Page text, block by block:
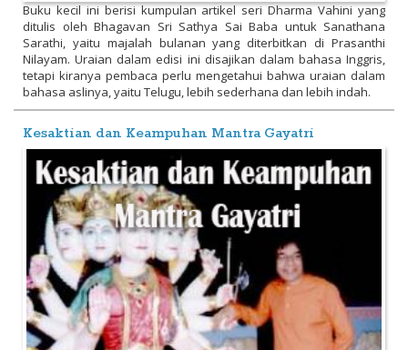
Buku kecil ini berisi kumpulan artikel seri Dharma Vahini yang
ditulis oleh Bhagavan Sri Sathya Sai Baba untuk Sanathana
Sarathi, yaitu majalah bulanan yang diterbitkan di Prasanthi
Nilayam. Uraian dalam edisi ini disajikan dalam bahasa Inggris,
tetapi kiranya pembaca perlu mengetahui bahwa uraian dalam
bahasa aslinya, yaitu Telugu, lebih sederhana dan lebih indah.
Kesaktian dan Keampuhan Mantra Gayatri